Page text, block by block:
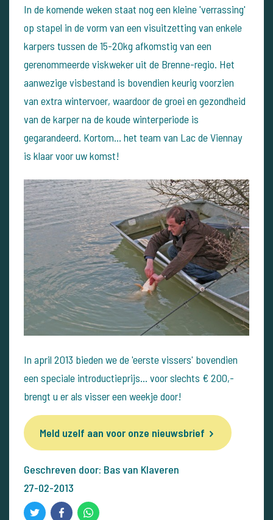
In de komende weken staat nog een kleine 'verrassing'
op stapel in de vorm van een visuitzetting van enkele
karpers tussen de 15-20kg afkomstig van een
gerenommeerde viskweker uit de Brenne-regio. Het
aanwezige visbestand is bovendien keurig voorzien
van extra wintervoer, waardoor de groei en gezondheid
van de karper na de koude winterperiode is
gegarandeerd. Kortom... het team van Lac de Viennay
is klaar voor uw komst!
In april 2013 bieden we de 'eerste vissers' bovendien
een speciale introductieprijs... voor slechts € 200,-
brengt u er als visser een weekje door!
Meld uzelf aan voor onze nieuwsbrief
Geschreven door: Bas van Klaveren
27-02-2013